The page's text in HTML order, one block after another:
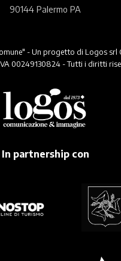
90144 Palermo PA
- Un progetto di Logos srl
00249130824 - Tutti i diritti
In partnership con